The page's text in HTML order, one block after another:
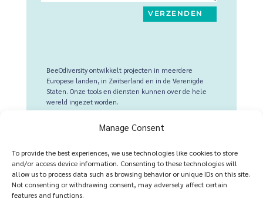
Manage Consent
To provide the best experiences, we use technologies like cookies to store
and/or access device information. Consenting to these technologies will
allow us to process data such as browsing behavior or unique IDs on this site.
Not consenting or withdrawing consent, may adversely affect certain
features and functions.
VERZENDEN
BeeOdiversity ontwikkelt projecten in meerdere
Europese landen, in Zwitserland en in de Verenigde
Staten. Onze tools en diensten kunnen over de hele
wereld ingezet worden.
Operationeel hoofdkwartier : Chaussée de Namur 143,
1402 Thines, België